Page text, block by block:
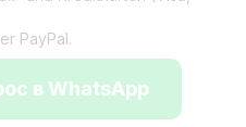
PayPal.
в WhatsApp